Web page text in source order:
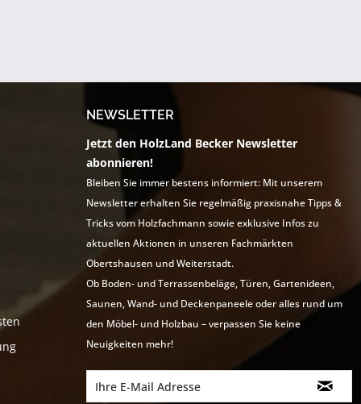
NEWSLETTER
Jetzt den HolzLand Becker Newsletter
abonnieren!
Bleiben Sie immer bestens informiert: Mit unserem
Newsletter erhalten Sie regelmäßig praxisnahe Tipps &
Tricks vom Holzfachmann sowie exklusive Infos zu
aktuellen Aktionen in unseren Fachmärkten
Obertshausen und Weiterstadt.
Ob Boden- und Terrassenbeläge, Türen, Gartenideen,
Saunen, Wand- und Deckenpaneele oder alles rund um
den Möbel- und Holzbau – verpassen Sie keine
Neuigkeiten mehr!